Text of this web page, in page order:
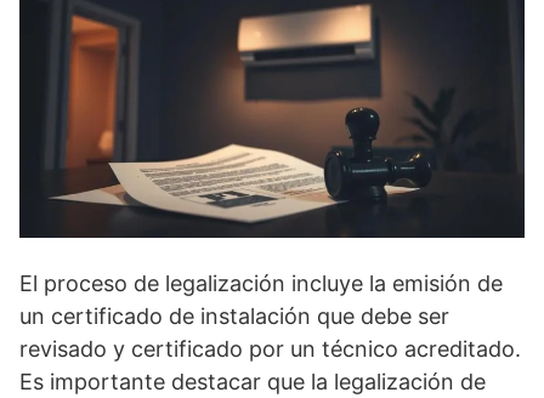
El proceso de legalización incluye la emisión de
un certificado de instalación que debe ser
revisado y certificado por un técnico acreditado.
Es importante destacar que la legalización de